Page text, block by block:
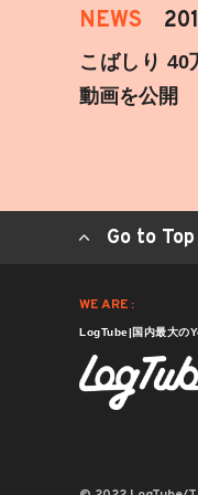
NEWS
こばしり 40
動画を公開
Go to Top
WE ARE :
LogTube|国内最大の